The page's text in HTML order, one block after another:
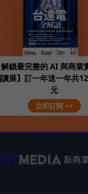
鎖最完整的 AI 與商業
展】訂一年送一年共
元
立即訂閱 >>
新商